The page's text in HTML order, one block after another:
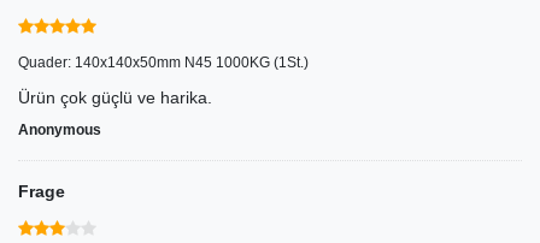
Quader: 140x140x50mm N45 1000KG (1St.)
Ürün çok güçlü ve harika.
Anonymous
Frage